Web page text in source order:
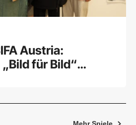
Austria:
für Bild“